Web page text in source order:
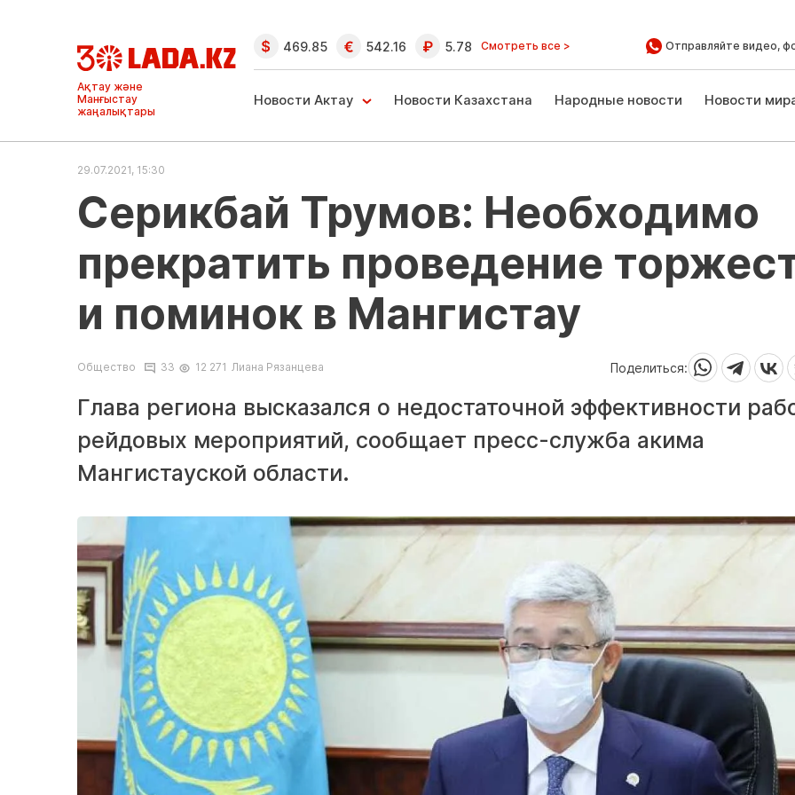
Ақтау және
Манғыстау
жаңалықтары
469.85 542.16 5.78 Смотреть все > Отправляйте видео,
Новости Актау Новости Казахстана Народные новости Новости
29.07.2021, 15:30
Серикбай Трумов: Необходимо
прекратить проведение
и поминок в Мангистау
Общество 33 12 271 Лиана Рязанцева Поделиться:
Глава региона высказался о недостаточной эффективности
рейдовых мероприятий, сообщает пресс-служба акима
Мангистауской области.